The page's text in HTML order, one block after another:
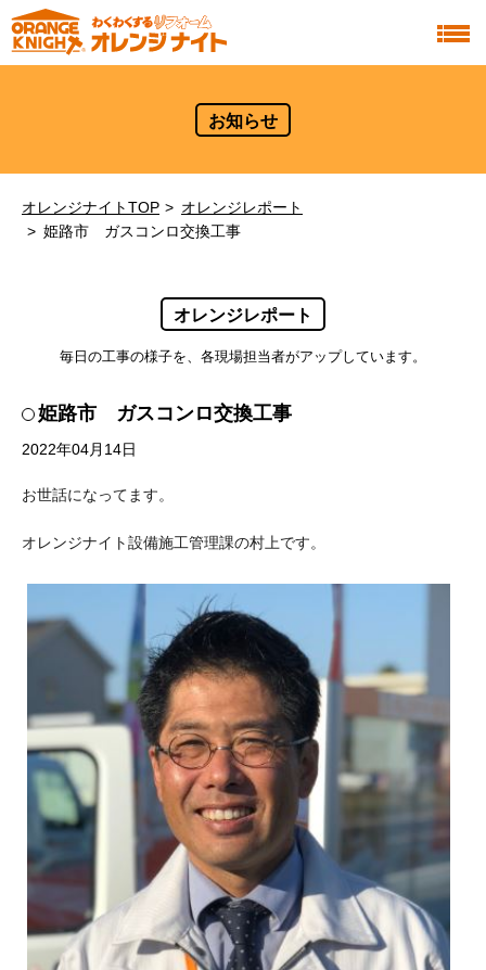
お知らせ
オレンジナイトTOP
オレンジレポート
姫路市 ガスコンロ交換工事
オレンジレポート
毎日の工事の様子を、各現場担当者がアップしています。
姫路市 ガスコンロ交換工事
2022年04月14日
お世話になってます。
オレンジナイト設備施工管理課の村上です。